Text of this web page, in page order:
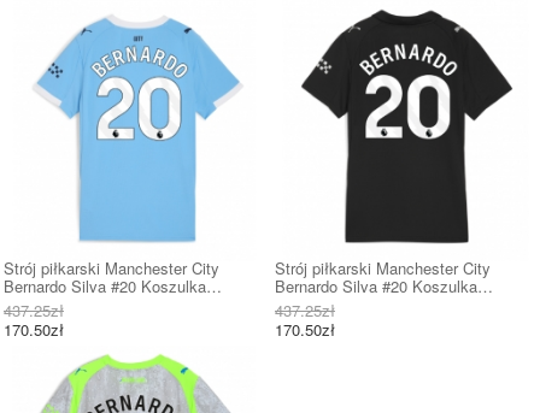
Strój piłkarski Manchester City
Bernardo Silva #20 Koszulka
Podstawowej damskie 2025-26 Krótki
Rękaw
437.25zł
170.50zł
Strój piłkarski Manchester City
Bernardo Silva #20 Koszulka
Wyjazdowej damskie 2025-26 Krótki
Rękaw
437.25zł
170.50zł